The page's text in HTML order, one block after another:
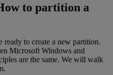
to partition a
ready to create a new partition.
Microsoft Windows and
are the same. We will walk